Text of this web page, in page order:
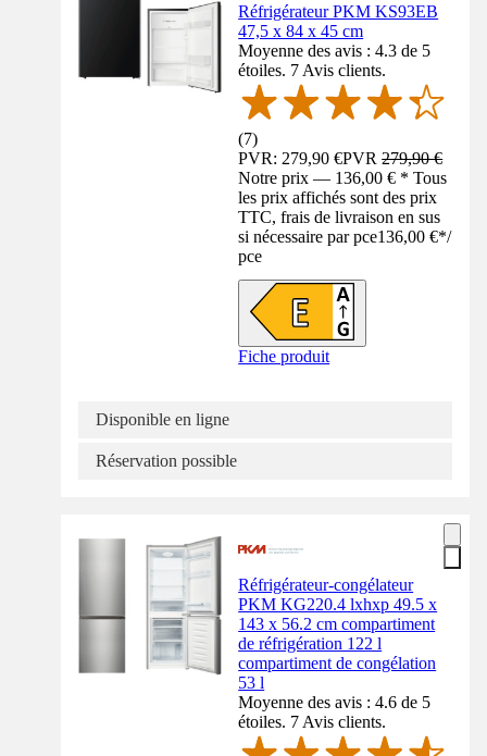
Réfrigérateur PKM KS93EB
47,5 x 84 x 45 cm
Moyenne des avis : 4.3 de 5
étoiles. 7 Avis clients.
(7)
PVR: 279,90 €PVR279,90 €
Notre prix — 136,00 € * Tous
les prix affichés sont des prix
TTC, frais de livraison en sus
si nécessaire par pce136,00 €*/
pce
Fiche produit
Disponible en ligne
Réservation possible
Réfrigérateur-congélateur
PKM KG220.4 lxhxp 49.5 x
143 x 56.2 cm compartiment
de réfrigération 122 l
compartiment de congélation
53 l
Moyenne des avis : 4.6 de 5
étoiles. 7 Avis clients.